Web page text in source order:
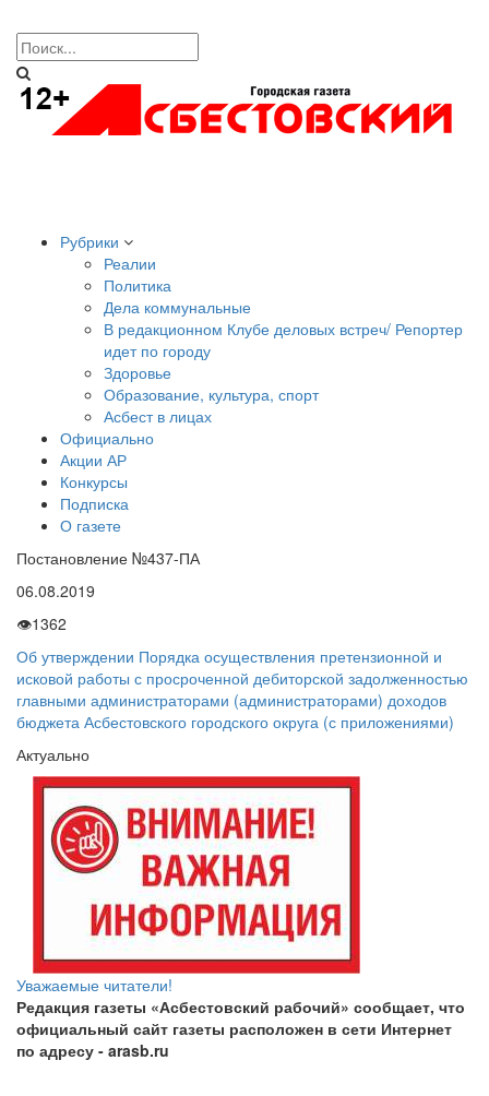
Рубрики
Реалии
Политика
Дела коммунальные
В редакционном Клубе деловых встреч/ Репортер
идет по городу
Здоровье
Образование, культура, спорт
Асбест в лицах
Официально
Акции АР
Конкурсы
Подписка
О газете
Постановление №437-ПА
06.08.2019
👁1362
Об утверждении Порядка осуществления претензионной и
исковой работы с просроченной дебиторской задолженностью
главными администраторами (администраторами) доходов
бюджета Асбестовского городского округа (с приложениями)
Актуально
Уважаемые читатели!
Редакция газеты «Асбестовский рабочий» сообщает, что
официальный сайт газеты расположен в сети Интернет
по адресу - arasb.ru